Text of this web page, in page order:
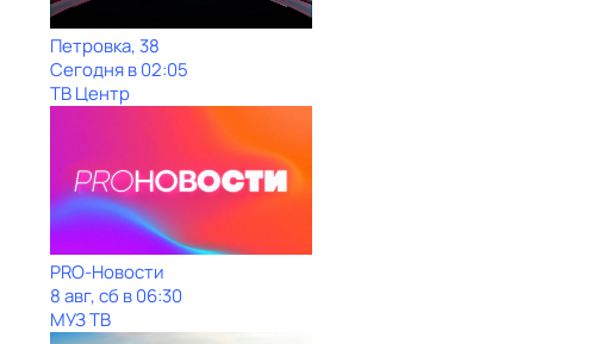
Петровка, 38
Сегодня в 02:05
ТВ Центр
PRO-Новости
8 авг, сб в 06:30
МУЗ ТВ